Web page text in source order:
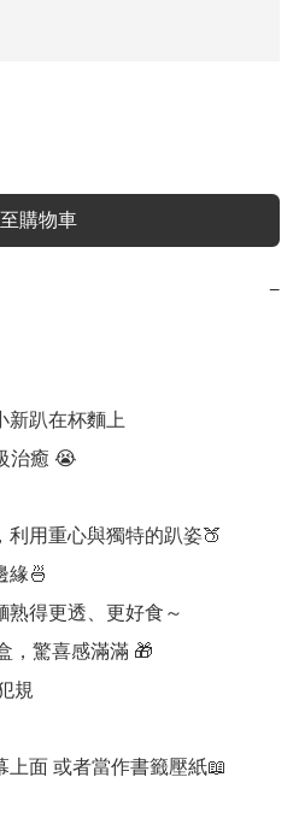
購物車
−
新趴在杯麵上
治癒 😭
利用重心與獨特的趴姿🍑
緣🍜
熟得更透、更好食～
，驚喜感滿滿 🎁
規
面 或者當作書籤壓紙📖